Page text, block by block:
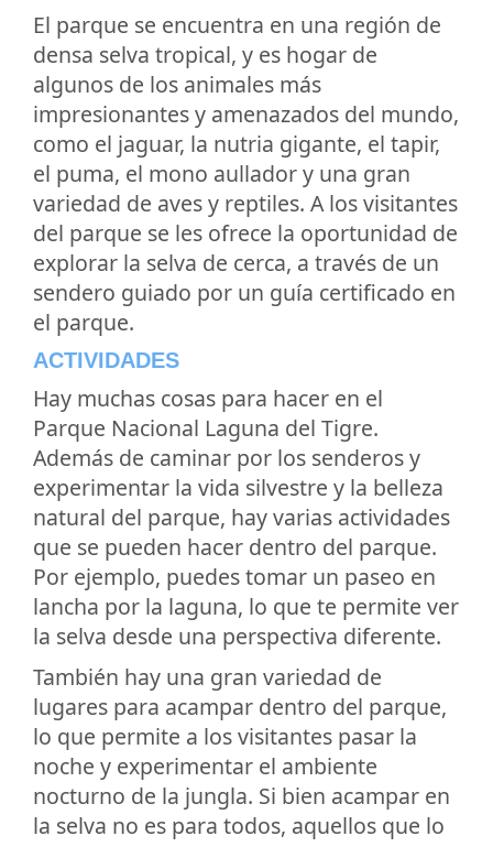
El parque se encuentra en una región de
densa selva tropical, y es hogar de
algunos de los animales más
impresionantes y amenazados del mundo,
como el jaguar, la nutria gigante, el tapir,
el puma, el mono aullador y una gran
variedad de aves y reptiles. A los visitantes
del parque se les ofrece la oportunidad de
explorar la selva de cerca, a través de un
sendero guiado por un guía certificado en
el parque.
ACTIVIDADES
Hay muchas cosas para hacer en el
Parque Nacional Laguna del Tigre.
Además de caminar por los senderos y
experimentar la vida silvestre y la belleza
natural del parque, hay varias actividades
que se pueden hacer dentro del parque.
Por ejemplo, puedes tomar un paseo en
lancha por la laguna, lo que te permite ver
la selva desde una perspectiva diferente.
También hay una gran variedad de
lugares para acampar dentro del parque,
lo que permite a los visitantes pasar la
noche y experimentar el ambiente
nocturno de la jungla. Si bien acampar en
la selva no es para todos, aquellos que lo